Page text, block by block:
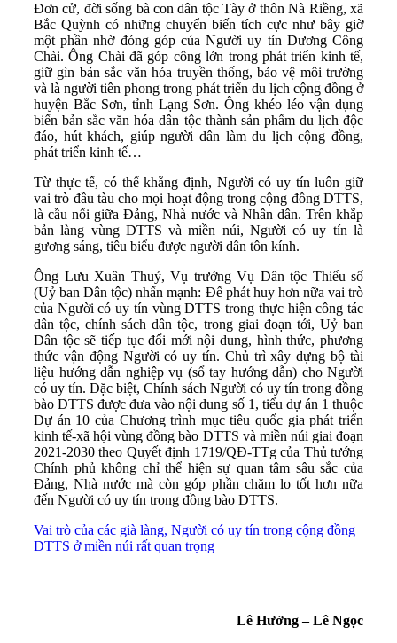
Đơn cử, đời sống bà con dân tộc Tày ở thôn Nà Riềng, xã
Bắc Quỳnh có những chuyển biến tích cực như bây giờ
một phần nhờ đóng góp của Người uy tín Dương Công
Chài. Ông Chài đã góp công lớn trong phát triển kinh tế,
giữ gìn bản sắc văn hóa truyền thống, bảo vệ môi trường
và là người tiên phong trong phát triển du lịch cộng đồng ở
huyện Bắc Sơn, tỉnh Lạng Sơn. Ông khéo léo vận dụng
biến bản sắc văn hóa dân tộc thành sản phẩm du lịch độc
đáo, hút khách, giúp người dân làm du lịch cộng đồng,
phát triển kinh tế…
Từ thực tế, có thể khẳng định, Người có uy tín luôn giữ
vai trò đầu tàu cho mọi hoạt động trong cộng đồng DTTS,
là cầu nối giữa Đảng, Nhà nước và Nhân dân. Trên khắp
bản làng vùng DTTS và miền núi, Người có uy tín là
gương sáng, tiêu biểu được người dân tôn kính.
Ông Lưu Xuân Thuỷ, Vụ trưởng Vụ Dân tộc Thiểu số
(Uỷ ban Dân tộc) nhấn mạnh: Để phát huy hơn nữa vai trò
của Người có uy tín vùng DTTS trong thực hiện công tác
dân tộc, chính sách dân tộc, trong giai đoạn tới, Uỷ ban
Dân tộc sẽ tiếp tục đổi mới nội dung, hình thức, phương
thức vận động Người có uy tín. Chủ trì xây dựng bộ tài
liệu hướng dẫn nghiệp vụ (sổ tay hướng dẫn) cho Người
có uy tín. Đặc biệt, Chính sách Người có uy tín trong đồng
bào DTTS được đưa vào nội dung số 1, tiểu dự án 1 thuộc
Dự án 10 của Chương trình mục tiêu quốc gia phát triển
kinh tế-xã hội vùng đồng bào DTTS và miền núi giai đoạn
2021-2030 theo Quyết định 1719/QĐ-TTg của Thủ tướng
Chính phủ không chỉ thể hiện sự quan tâm sâu sắc của
Đảng, Nhà nước mà còn góp phần chăm lo tốt hơn nữa
đến Người có uy tín trong đồng bào DTTS.
Vai trò của các già làng, Người có uy tín trong cộng đồng
DTTS ở miền núi rất quan trọng
Lê Hường – Lê Ngọc